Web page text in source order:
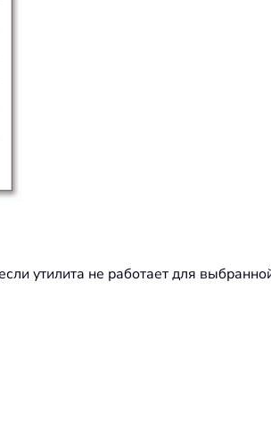
утилита не работает для